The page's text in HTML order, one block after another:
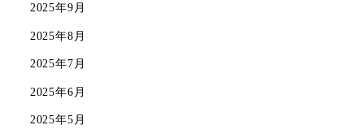
2025年9月
2025年8月
2025年7月
2025年6月
2025年5月